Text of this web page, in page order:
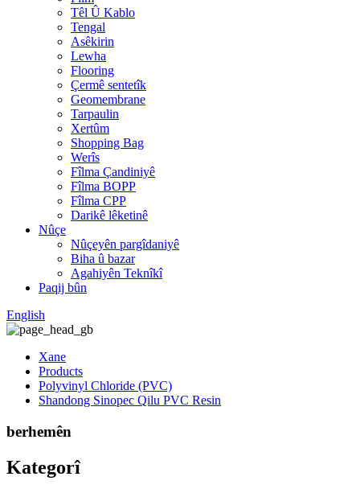
Têl Û Kablo
Tengal
Asêkirin
Lewha
Flooring
Çermê sentetîk
Geomembrane
Tarpaulin
Xertûm
Shopping Bag
Werîs
Fîlma Çandiniyê
Fîlma BOPP
Fîlma CPP
Darikê lêketinê
Nûçe
Nûçeyên pargîdaniyê
Biha û bazar
Agahiyên Teknîkî
Paqij bûn
English
Xane
Products
Polyvinyl Chloride (PVC)
Shandong Sinopec Qilu PVC Resin
berhemên
Kategorî